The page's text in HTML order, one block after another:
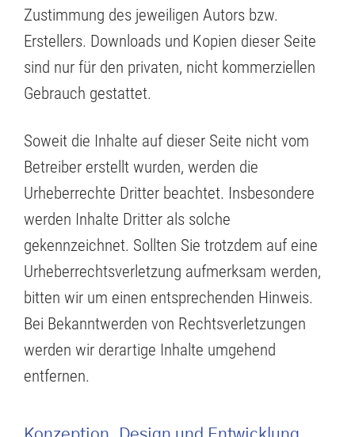
Zustimmung des jeweiligen Autors bzw.
Erstellers. Downloads und Kopien dieser Seite
sind nur für den privaten, nicht kommerziellen
Gebrauch gestattet.
Soweit die Inhalte auf dieser Seite nicht vom
Betreiber erstellt wurden, werden die
Urheberrechte Dritter beachtet. Insbesondere
werden Inhalte Dritter als solche
gekennzeichnet. Sollten Sie trotzdem auf eine
Urheberrechtsverletzung aufmerksam werden,
bitten wir um einen entsprechenden Hinweis.
Bei Bekanntwerden von Rechtsverletzungen
werden wir derartige Inhalte umgehend
entfernen.